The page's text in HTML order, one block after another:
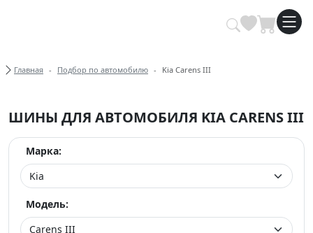
Купить автомобильные шины
Хлебные крошки
Главная Подбор по автомобилю Kia Carens III
ШИНЫ ДЛЯ АВТОМОБИЛЯ KIA CARENS III
Марка:
Модель: